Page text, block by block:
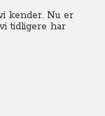
kender. Nu er
tidligere har